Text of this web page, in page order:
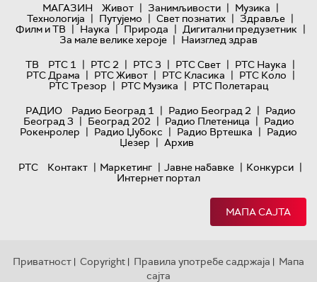
МАГАЗИН
Живот | Занимљивости | Музика |
Технологијa | Путујемо | Свет познатих | Здравље |
Филм и ТВ | Наука | Природа | Дигитални предузетник |
За мале велике хероје | Наизглед здрав
ТВ
РТС 1 | РТС 2 | РТС 3 | РТС Свет | РТС Наука |
РТС Драма | РТС Живот | РТС Класика | РТС Коло |
РТС Трезор | РТС Музика | РТС Полетарац
РАДИО
Радио Београд 1 | Радио Београд 2 | Радио
Београд 3 | Београд 202 | Радио Плетеница | Радио
Рокенролер | Радио Џубокс | Радио Вртешка | Радио
Џезер | Архив
РТС
Контакт | Маркетинг | Јавне набавке | Конкурси |
Интернет портал
МАПА САЈТА
Приватност | Copyright | Правила употребе садржаја | Мапа
сајта